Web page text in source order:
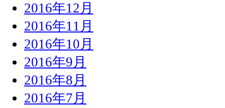
2016年12月
2016年11月
2016年10月
2016年9月
2016年8月
2016年7月